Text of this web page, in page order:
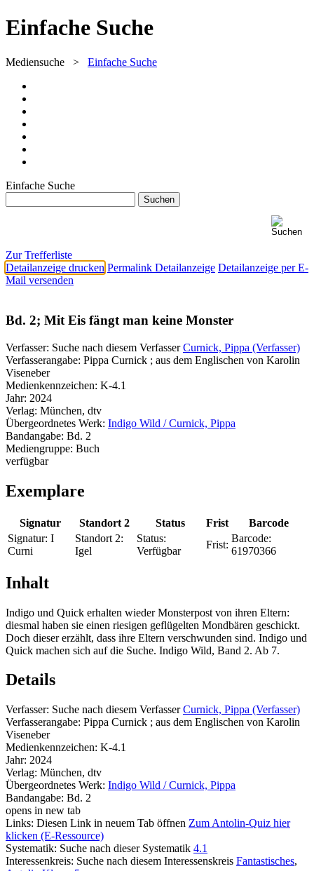
Einfache Suche
Mediensuche > Einfache Suche
Einfache Suche
Zur Trefferliste
Detailanzeige drucken Permalink Detailanzeige Detailanzeige per E-
Mail versenden
Bd. 2; Mit Eis fängt man keine Monster
Verfasser: Suche nach diesem Verfasser Curnick, Pippa (Verfasser)
Verfasserangabe: Pippa Curnick ; aus dem Englischen von Karolin
Viseneber
Medienkennzeichen: K-4.1
Jahr: 2024
Verlag: München, dtv
Übergeordnetes Werk: Indigo Wild / Curnick, Pippa
Bandangabe: Bd. 2
Mediengruppe: Buch
verfügbar
Exemplare
Signatur Standort 2 Status Frist
Barcode
Signatur: I
Curni
Standort 2:
Igel
Status:
Verfügbar
Frist:
Barcode:
61970366
Inhalt
Indigo und Quick erhalten wieder Monsterpost von ihren Eltern:
diesmal haben sie einen riesigen geflügelten Mondbären geschickt.
Doch dieser erzählt, dass ihre Eltern verschwunden sind. Indigo und
Quick machen sich auf die Suche. Indigo Wild, Band 2. Ab 7.
Details
Verfasser: Suche nach diesem Verfasser Curnick, Pippa (Verfasser)
Verfasserangabe: Pippa Curnick ; aus dem Englischen von Karolin
Viseneber
Medienkennzeichen: K-4.1
Jahr: 2024
Verlag: München, dtv
Übergeordnetes Werk: Indigo Wild / Curnick, Pippa
Bandangabe: Bd. 2
opens in new tab
Links: Diesen Link in neuem Tab öffnen Zum Antolin-Quiz hier
klicken (E-Ressource)
Systematik: Suche nach dieser Systematik 4.1
Interessenkreis: Suche nach diesem Interessenskreis Fantastisches,